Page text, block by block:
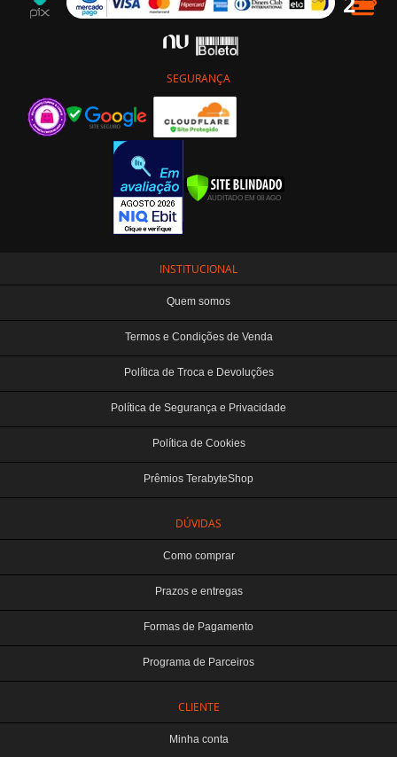
SEGURANÇA
INSTITUCIONAL
Quem somos
Termos e Condições de Venda
Política de Troca e Devoluções
Política de Segurança e Privacidade
Política de Cookies
Prêmios TerabyteShop
DÚVIDAS
Como comprar
Prazos e entregas
Formas de Pagamento
Programa de Parceiros
CLIENTE
Minha conta